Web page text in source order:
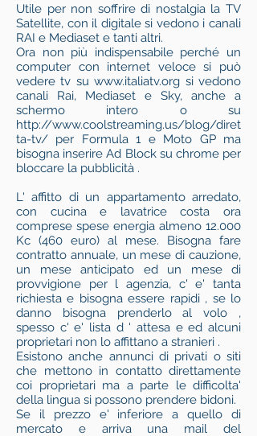
Utile per non soffrire di nostalgia la TV
Satellite, con il digitale si vedono i canali
RAI e Mediaset e tanti altri.
Ora non più indispensabile perché un
computer con internet veloce si può
vedere tv suwww.italiatv.org si vedono
canali Rai, Mediaset e Sky, anche a
schermo intero o su
http://www.coolstreaming.us/blog/diret
ta-tv/ per Formula 1 e Moto GP ma
bisogna inserire Ad Block su chrome per
bloccare la pubblicità .
L' affitto di un appartamento arredato,
con cucina e lavatrice costa ora
comprese spese energia almeno 12.000
Kc (460 euro) al mese. Bisogna fare
contratto annuale, un mese di cauzione,
un mese anticipato ed un mese di
provvigione per l agenzia, c' e' tanta
richiesta e bisogna essere rapidi , se lo
danno bisogna prenderlo al volo ,
spesso c' e' lista d ' attesa e ed alcuni
proprietari non lo affittano a stranieri .
Esistono anche annunci di privati o siti
che mettono in contatto direttamente
coi proprietari ma a parte le difficolta'
della lingua si possono prendere bidoni.
Se il prezzo e' inferiore a quello di
mercato e arriva una mail del